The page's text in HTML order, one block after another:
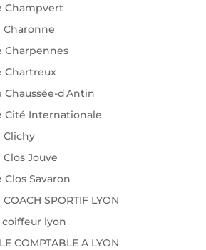
Champvert
Charpennes
Chartreux
d'Antin
Cité Internationale
Clichy
Jouve
Savaron
SPORTIF LYON
lyon
COMPTABLE A LYON